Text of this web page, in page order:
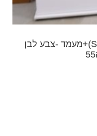
אקווריום חברת סליבי (SLIVIׂׂ)+מעמד -צבע לבן